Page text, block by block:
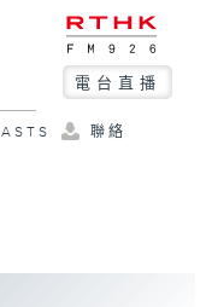
電台直播
聯絡